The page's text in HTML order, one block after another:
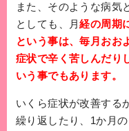
また、そのような病気
としても、月経の周期
という事は、毎月おお
症状で辛く苦しんだり
いう事でもあります。
いくら症状が改善する
繰り返したり、1か月